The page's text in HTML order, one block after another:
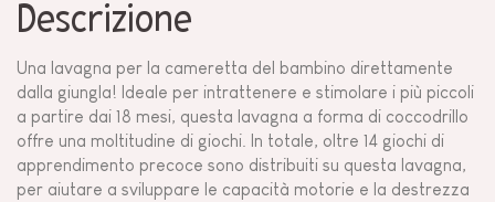
Descrizione
Una lavagna per la cameretta del bambino direttamente
dalla giungla! Ideale per intrattenere e stimolare i più piccoli
a partire dai 18 mesi, questa lavagna a forma di coccodrillo
offre una moltitudine di giochi. In totale, oltre 14 giochi di
apprendimento precoce sono distribuiti su questa lavagna,
per aiutare a sviluppare le capacità motorie e la destrezza